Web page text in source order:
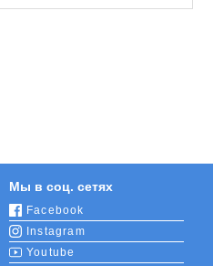
Мы в соц. сетях
Facebook
Instagram
Youtube